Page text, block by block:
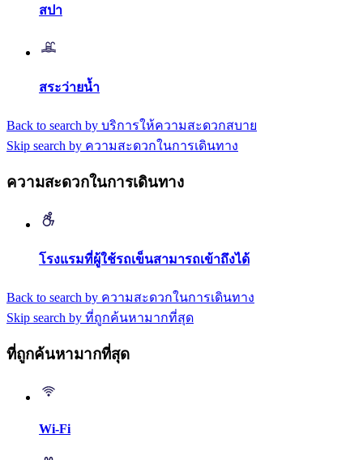
สปา
สระว่ายน้ำ
Back to search by บริการให้ความสะดวกสบาย
Skip search by ความสะดวกในการเดินทาง
ความสะดวกในการเดินทาง
โรงแรมที่ผู้ใช้รถเข็นสามารถเข้าถึงได้
Back to search by ความสะดวกในการเดินทาง
Skip search by ที่ถูกค้นหามากที่สุด
ที่ถูกค้นหามากที่สุด
Wi-Fi